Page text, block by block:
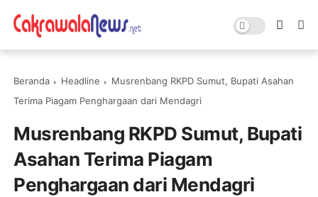
Beranda Headline
Musrenbang RKPD Sumut, Bupati Asahan
Terima Piagam Penghargaan dari Mendagri
Musrenbang RKPD Sumut, Bupati
Asahan Terima Piagam
Penghargaan dari Mendagri